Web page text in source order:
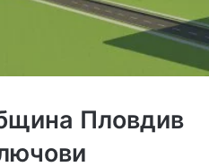
Пловдив